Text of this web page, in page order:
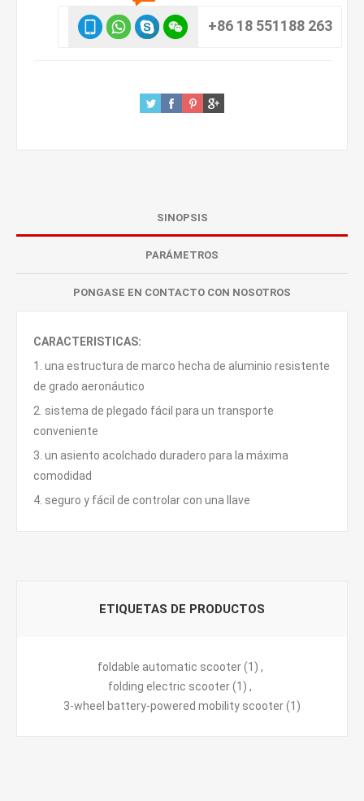
+86 18 551188 263
SINOPSIS
PARÁMETROS
PONGASE EN CONTACTO CON NOSOTROS
CARACTERISTICAS:
1. una estructura de marco hecha de aluminio resistente
de grado aeronáutico
2. sistema de plegado fácil para un transporte
conveniente
3. un asiento acolchado duradero para la máxima
comodidad
4. seguro y fácil de controlar con una llave
ETIQUETAS DE PRODUCTOS
foldable automatic scooter (1) ,
folding electric scooter(1) ,
3-wheel battery-powered mobility scooter(1)